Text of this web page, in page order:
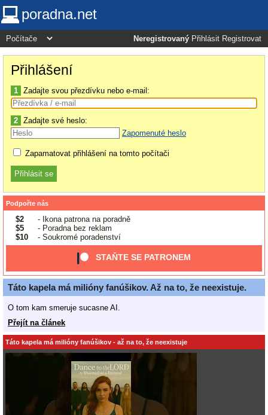
poradna.net
Neregistrovaný Přihlásit Registrovat
Přihlášení
1 Zadajte svou přezdívku nebo e-mail:
2 Zadajte své heslo:
Zapomenuté heslo
Zapamatovat přihlášení na tomto počítači
Podpořte nás
$2
- Ikona patrona na poradně
$5
- Poradna bez reklam
$10
- Soukromé poradenství
STAŇTE SE PATRONEM
Táto kapela má milióny fanúšikov. Až na to, že neexistuje.
O tom kam smeruje sucasne AI.
Přejít na článek
Táto kapela má milióny fanúšikov - až na to, že neexistuje